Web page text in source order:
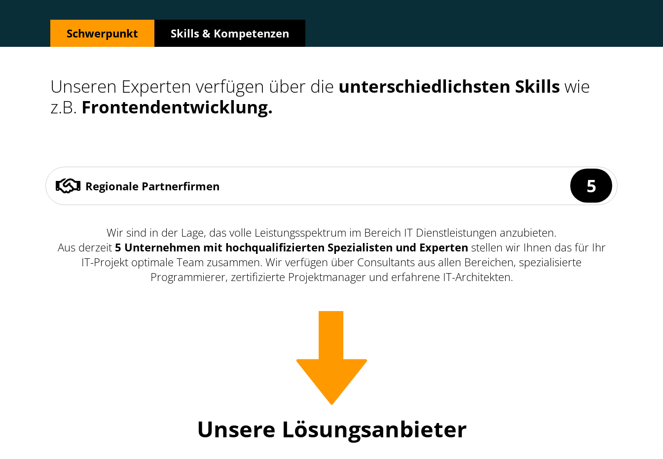
Schwerpunkt Skills & Kompetenzen
Unseren Experten verfügen über die unterschiedlichsten Skills wie
z.B. Frontendentwicklung.
Regionale Partnerfirmen 5
Wir sind in der Lage, das volle Leistungsspektrum im Bereich IT Dienstleistungen anzubieten.
Aus derzeit 5 Unternehmen mit hochqualifizierten Spezialisten und Experten stellen wir Ihnen das für Ihr
IT-Projekt optimale Team zusammen. Wir verfügen über Consultants aus allen Bereichen, spezialisierte
Programmierer, zertifizierte Projektmanager und erfahrene IT-Architekten.
Unsere Lösungsanbieter